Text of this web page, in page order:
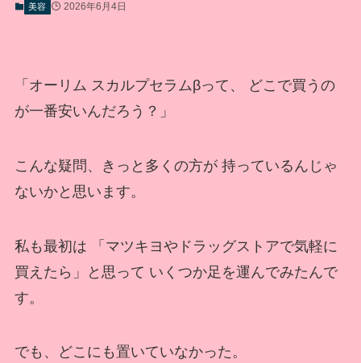
美容 2026年6月4日
「オーリム スカルプセラムβって、 どこで買うの
が一番安いんだろう？」
こんな疑問、きっと多くの方が 持っているんじゃ
ないかと思います。
私も最初は 「マツキヨやドラッグストアで気軽に
買えたら」と思って いくつか足を運んでみたんで
す。
でも、どこにも置いていなかった。